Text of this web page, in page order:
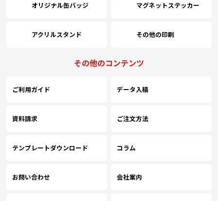
オリジナル缶バッジ マグネットステッカー
アクリルスタンド その他の印刷
その他のコンテンツ
ご利用ガイド データ入稿
資料請求 ご注文方法
テンプレートダウンロード コラム
お問い合わせ 会社案内